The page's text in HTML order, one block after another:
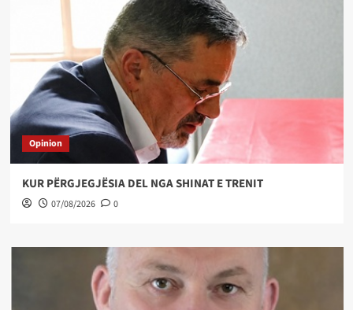
Opinion
KUR PËRGJEGJËSIA DEL NGA SHINAT E TRENIT
07/08/2026 0